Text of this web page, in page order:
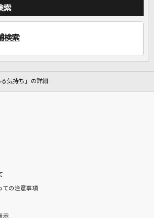
索
検索
る気持ち」の詳細
ての注意事項
示